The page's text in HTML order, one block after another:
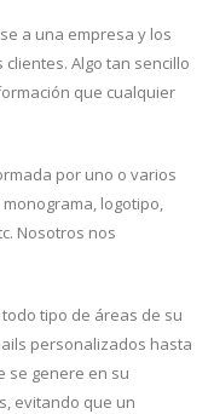
a una empresa y los
Algo tan sencillo
que cualquier
por uno o varios
logotipo,
Nosotros nos
tipo de áreas de su
personalizados hasta
se genere en su
evitando que un